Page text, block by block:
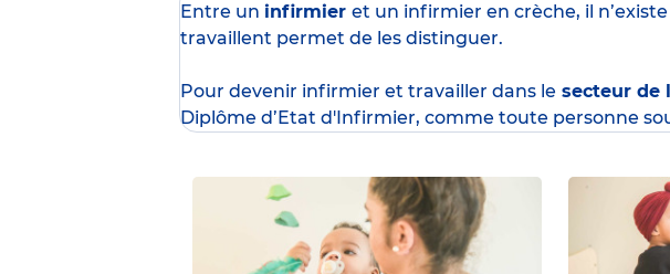
Entre un infirmier et un infirmier en crèche, il
travaillent permet de les distinguer.
Pour devenir infirmier et travailler dans le secteur de
Diplôme d’Etat d'Infirmier, comme toute personne